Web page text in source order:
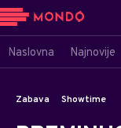
Naslovna Najnovije
Zabava Showtime